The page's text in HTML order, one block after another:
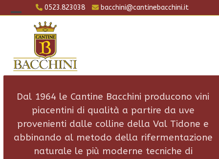
to
0523.823038 bacchini@cantinebacchini.it
Open
mobile
menu
Close
mobile
menu
Dal 1964 le Cantine Bacchini producono vini
piacentini di qualità a partire da uve
provenienti dalle colline della Val Tidone e
abbinando al metodo della rifermentazione
naturale le più moderne tecniche di